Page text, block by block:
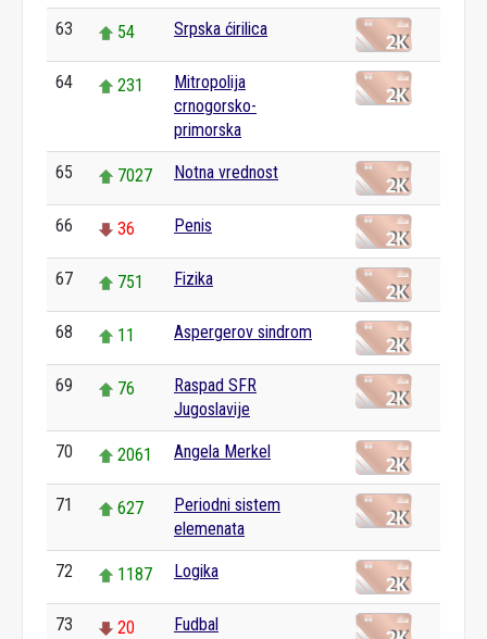
63 54 Srpska ćirilica
64 231
Mitropolija
crnogorsko-
primorska
65 7027 Notna vrednost
66 36 Penis
67 751 Fizika
68 11 Aspergerov sindrom
69 76
Raspad SFR
Jugoslavije
70 2061 Angela Merkel
71 627
Periodni sistem
elemenata
72 1187 Logika
73 20 Fudbal